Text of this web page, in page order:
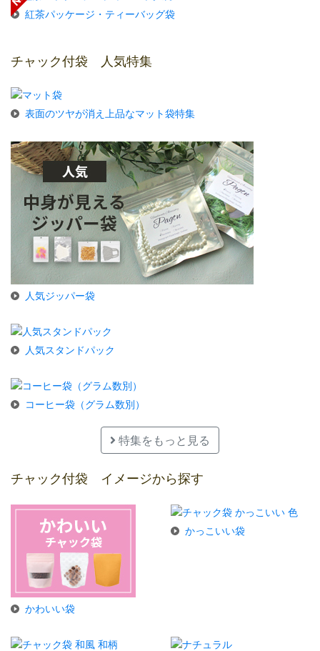
紅茶パッケージ・ティーバッグ袋
チャック付袋 人気特集
表面のツヤが消え上品なマット袋特集
人気ジッパー袋
人気スタンドパック
コーヒー袋（グラム数別）
特集をもっと見る
チャック付袋 イメージから探す
かわいい袋
かっこいい袋